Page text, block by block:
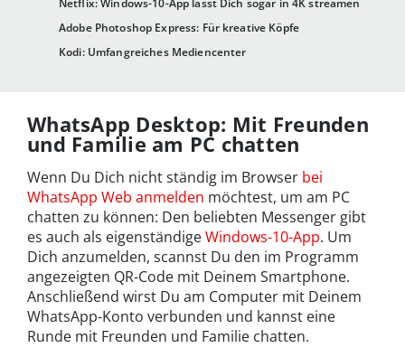
Netflix: Windows-10-App lässt Dich sogar in 4K streamen
Adobe Photoshop Express: Für kreative Köpfe
Kodi: Umfangreiches Mediencenter
WhatsApp Desktop: Mit Freunden
und Familie am PC chatten
Wenn Du Dich nicht ständig im Browser bei
WhatsApp Web anmelden möchtest, um am PC
chatten zu können: Den beliebten Messenger gibt
es auch als eigenständigeWindows-10-App. Um
Dich anzumelden, scannst Du den im Programm
angezeigten QR-Code mit Deinem Smartphone.
Anschließend wirst Du am Computer mit Deinem
WhatsApp-Konto verbunden und kannst eine
Runde mit Freunden und Familie chatten.